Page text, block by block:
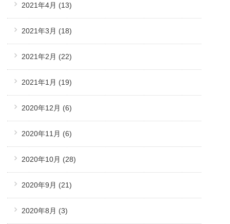
2021年4月 (13)
2021年3月 (18)
2021年2月 (22)
2021年1月 (19)
2020年12月 (6)
2020年11月 (6)
2020年10月 (28)
2020年9月 (21)
2020年8月 (3)